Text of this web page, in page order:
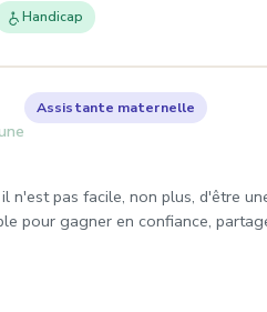
Handicap
à Lyon 8e
Assistante maternelle
n'est pas facile, non plus, d'être
pour gagner en confiance,